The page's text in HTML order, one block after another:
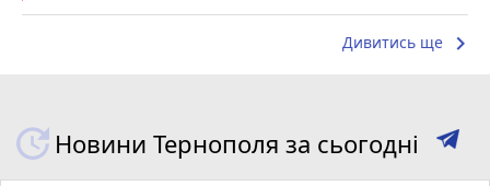
Дивитись ще keyboard_arrow_right
Новини Тернополя за сьогодні